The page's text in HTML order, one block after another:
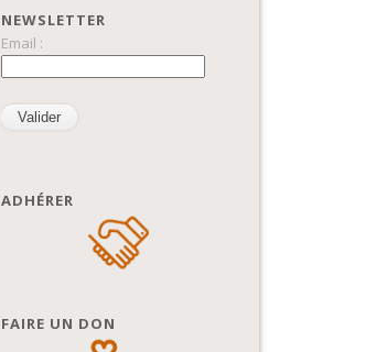
NEWSLETTER
Email :
ADHÉRER
FAIRE UN DON